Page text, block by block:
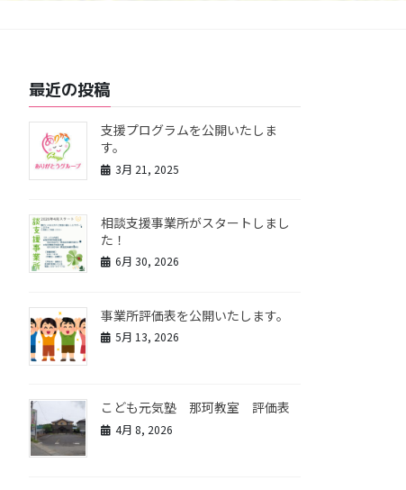
最近の投稿
支援プログラムを公開いたしま
す。
3月 21, 2025
相談支援事業所がスタートしまし
た！
6月 30, 2026
事業所評価表を公開いたします。
5月 13, 2026
こども元気塾 那珂教室 評価表
4月 8, 2026